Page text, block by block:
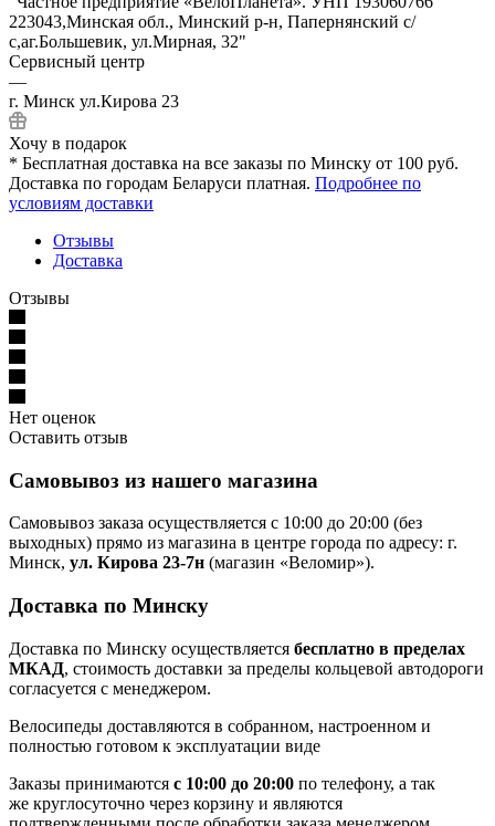
223043,Минская обл., Минский р-н, Папернянский с/
с,аг.Большевик, ул.Мирная, 32"
Сервисный центр
—
г. Минск ул.Кирова 23
Хочу в подарок
* Бесплатная доставка на все заказы по Минску от 100 руб.
Доставка по городам Беларуси платная. Подробнее по
условиям доставки
Отзывы
Доставка
Отзывы
Нет оценок
Оставить отзыв
Самовывоз из нашего магазина
Самовывоз заказа осуществляется с 10:00 до 20:00 (без
выходных) прямо из магазина в центре города по адресу: г.
Минск, ул. Кирова 23-7н (магазин «Веломир»).
Доставка по Минску
Доставка по Минску осуществляется бесплатно в пределах
МКАД, стоимость доставки за пределы кольцевой автодороги
согласуется с менеджером.
Велосипеды доставляются в собранном, настроенном и
полностью готовом к эксплуатации виде
Заказы принимаются с 10:00 до 20:00 по телефону, а так
же круглосуточно через корзину и являются